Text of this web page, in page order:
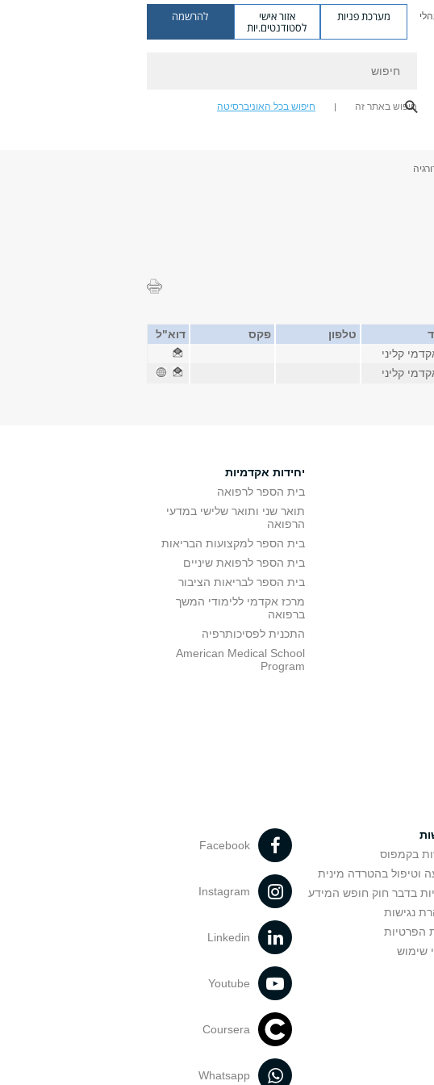
מערכת פניות אזור אישי
לסטודנטים.יות
להרשמה
חיפוש באתר זה חיפוש בכל האוניברסיטה
טלפון פקס
דוא"ל
קליני
קליני
יחידות אקדמיות
בית הספר לרפואה
תואר שני ותואר שלישי במדעי
הרפואה
בית הספר למקצועות הבריאות
בית הספר לרפואת שיניים
בית הספר לבריאות הציבור
מרכז אקדמי ללימודי המשך
ברפואה
התכנית לפסיכותרפיה
American Medical School
Program
בקמפוס
וטיפול בהטרדה מינית
בדבר חוק חופש המידע
נגישות
הפרטיות
שימוש
Facebook
Instagram
Linkedin
Youtube
Coursera
Whatsapp